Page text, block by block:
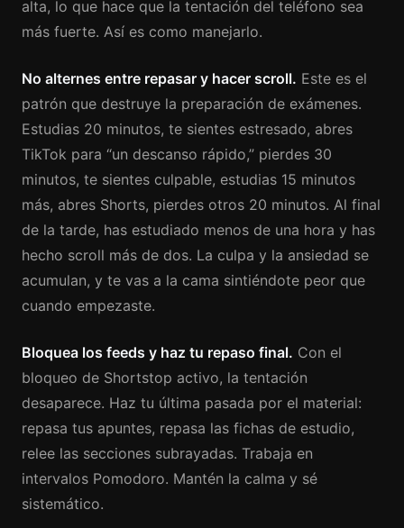
alta, lo que hace que la tentación del teléfono sea
más fuerte. Así es como manejarlo.
No alternes entre repasar y hacer scroll. Este es el
patrón que destruye la preparación de exámenes.
Estudias 20 minutos, te sientes estresado, abres
TikTok para “un descanso rápido,” pierdes 30
minutos, te sientes culpable, estudias 15 minutos
más, abres Shorts, pierdes otros 20 minutos. Al final
de la tarde, has estudiado menos de una hora y has
hecho scroll más de dos. La culpa y la ansiedad se
acumulan, y te vas a la cama sintiéndote peor que
cuando empezaste.
Bloquea los feeds y haz tu repaso final. Con el
bloqueo de Shortstop activo, la tentación
desaparece. Haz tu última pasada por el material:
repasa tus apuntes, repasa las fichas de estudio,
relee las secciones subrayadas. Trabaja en
intervalos Pomodoro. Mantén la calma y sé
sistemático.